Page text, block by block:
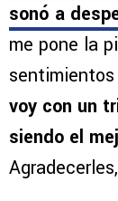
sonó a
me pone la
voy con un
siendo el